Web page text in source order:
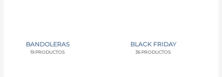
BANDOLERAS
19 PRODUCTOS
BLACK FRIDAY
36 PRODUCTOS